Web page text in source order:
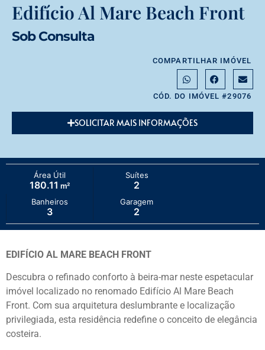
Edifício Al Mare Beach Front
Sob Consulta
COMPARTILHAR IMÓVEL
CÓD. DO IMÓVEL #29076
SOLICITAR MAIS INFORMAÇÕES
Área Útil
180.11 m²
Suítes
2
Banheiros
3
Garagem
2
EDIFÍCIO AL MARE BEACH FRONT
Descubra o refinado conforto à beira-mar neste espetacular
imóvel localizado no renomado Edifício Al Mare Beach
Front. Com sua arquitetura deslumbrante e localização
privilegiada, esta residência redefine o conceito de elegância
costeira.